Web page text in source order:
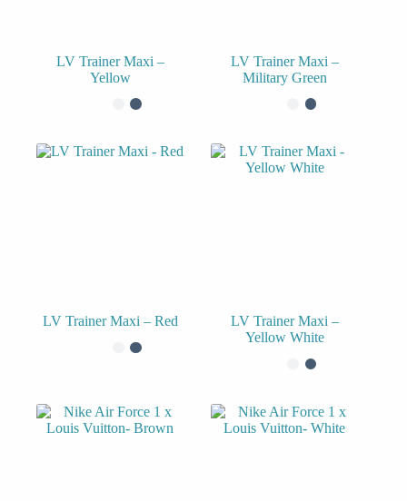
LV Trainer Maxi –
Yellow
LV Trainer Maxi –
Military Green
LV Trainer Maxi – Red
LV Trainer Maxi –
Yellow White